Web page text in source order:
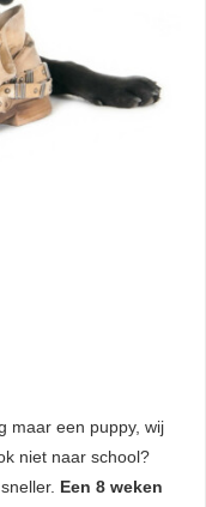
maar een puppy, wij
niet naar school?
Een 8 weken